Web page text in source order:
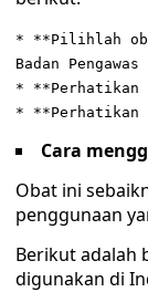
* **Pilihlah
Badan
* **Perhatikan
* **Perhatikan
Cara
Obat ini
penggunaan
Berikut adalah
digunakan di